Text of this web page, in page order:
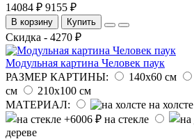
14084 ₽ 9155 ₽
В корзину Купить
Скидка - 4270 ₽
Модульная картина Человек паук
РАЗМЕР КАРТИНЫ:
140х60 см
см
210х100 см
МАТЕРИАЛ:
на холсте
на стекле
дереве